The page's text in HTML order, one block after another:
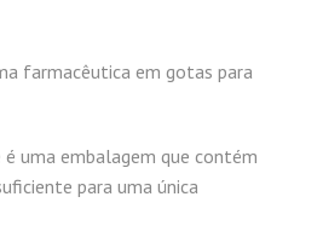
farmacêutica em gotas para
é uma embalagem que contém
para uma única